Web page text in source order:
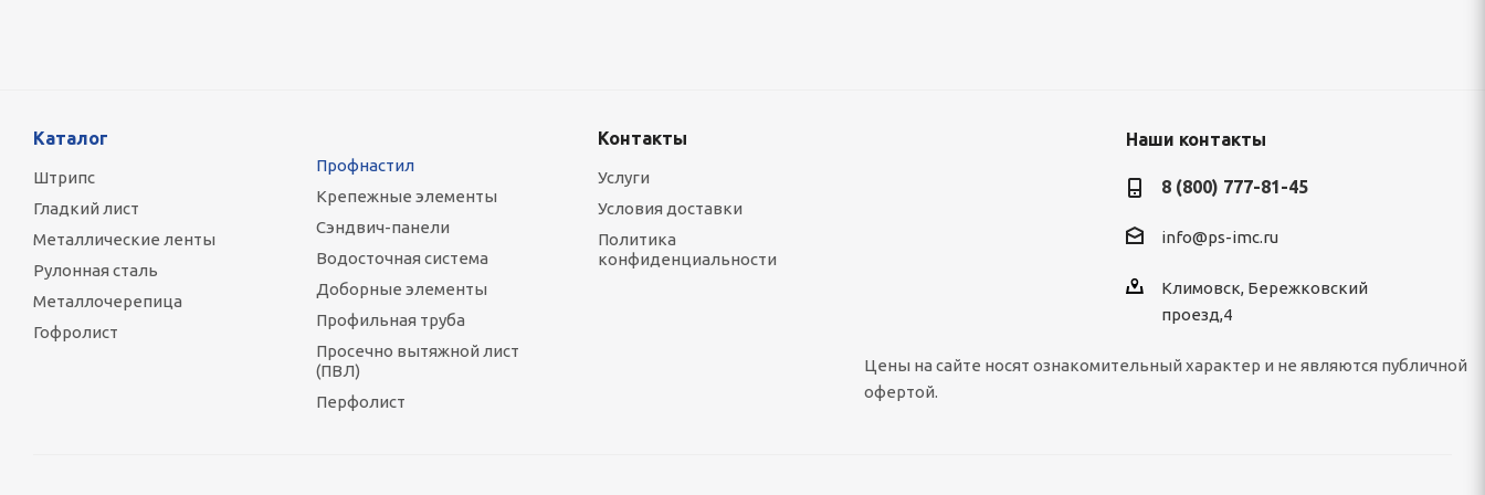
Каталог
Штрипс
Гладкий лист
Металлические ленты
Рулонная сталь
Металлочерепица
Гофролист
Профнастил
Крепежные элементы
Сэндвич-панели
Водосточная система
Доборные элементы
Профильная труба
Просечно вытяжной лист
(ПВЛ)
Перфолист
Контакты
Услуги
Условия доставки
Политика
конфиденциальности
Наши контакты
8 (800) 777-81-45
info@ps-imc.ru
Климовск, Бережковский
проезд,4
Цены на сайте носят ознакомительный характер и не являются публичной
офертой.